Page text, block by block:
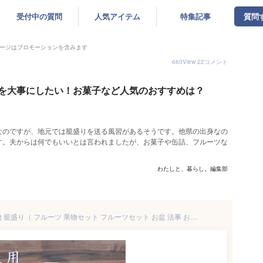
受付中の質問 人気アイテム 特集記事 質問
ジはプロモーションを含みます
660View 22コメント
大事にしたい！お菓子など人気のおすすめは？
ですが、地元では籠盛りを送る風習があるそうです。他県の出身なの
夫からは何でもいいとは言われましたが、お菓子や缶詰、フルーツな
わたしと、暮らし。編集部